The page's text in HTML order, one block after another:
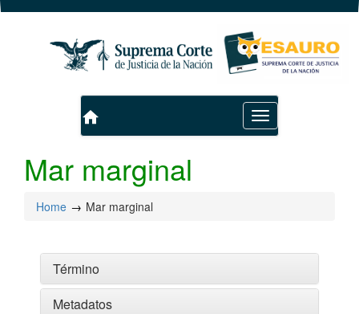
Toggle
navigation
home
Mar marginal
Home Mar marginal
Término
Metadatos